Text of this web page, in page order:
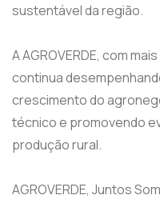
sustentável da região.
A AGROVERDE, com
continua
crescimento do
técnico e promovendo
produção rural.
AGROVERDE, Juntos